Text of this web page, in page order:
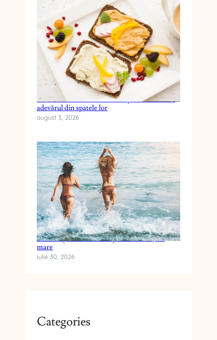
Cele mai frecvente mituri despre dieta keto și
adevărul din spatele lor
august 3, 2026
Cum alegi crema cu SPF pentru vacanța la
mare
iulie 30, 2026
Categories